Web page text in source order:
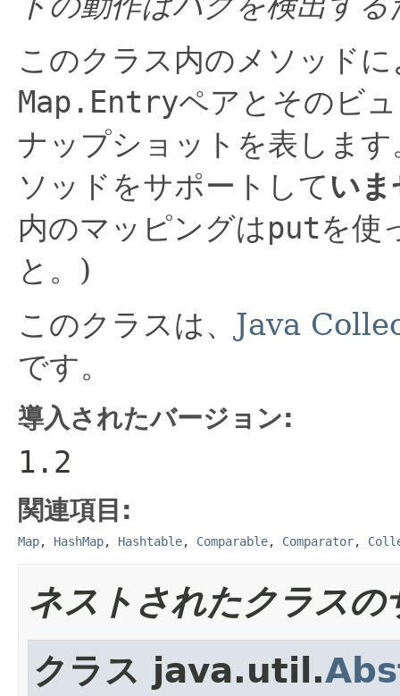
このクラス内のメソッド
Map.Entryペアとそのビ
ナップショットを表します
ソッドをサポートして い
内のマッピングはputを使
と。)
このクラスは、 Java
です。
導入されたバージョン:
1.2
関連項目:
Map, HashMap, Hashtable, Comparable, Comparator,
ネストされたクラスの
クラス java.util.